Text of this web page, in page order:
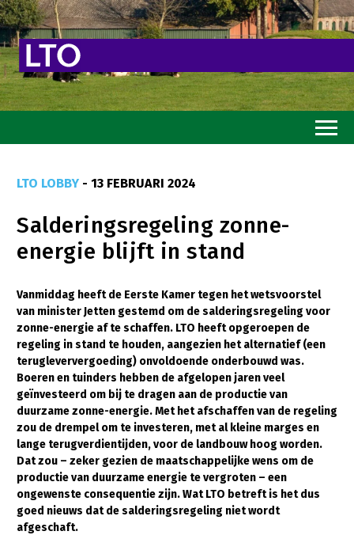
Goed eten
Mooi groen
Sterk ondernemerschap
Transitiepaden
Thema’s
Gezonde planten
Gezonde dieren
Natuur, klimaat en energie
Bodem en water
Platteland en omgeving
Mens, ondernemerschap en onderwijs
LTO LOBBY - 13 FEBRUARI 2024
Salderingsregeling zonne-
energie blijft in stand
Vanmiddag heeft de Eerste Kamer tegen het wetsvoorstel
van minister Jetten gestemd om de salderingsregeling voor
zonne-energie af te schaffen. LTO heeft opgeroepen de
regeling in stand te houden, aangezien het alternatief (een
terugleververgoeding) onvoldoende onderbouwd was.
Boeren en tuinders hebben de afgelopen jaren veel
geïnvesteerd om bij te dragen aan de productie van
duurzame zonne-energie. Met het afschaffen van de regeling
zou de drempel om te investeren, met al kleine marges en
lange terugverdientijden, voor de landbouw hoog worden.
Dat zou – zeker gezien de maatschappelijke wens om de
productie van duurzame energie te vergroten – een
ongewenste consequentie zijn. Wat LTO betreft is het dus
goed nieuws dat de salderingsregeling niet wordt
afgeschaft.